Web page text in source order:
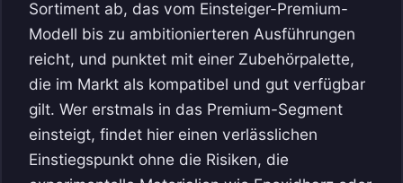
Sortiment ab, das vom Einsteiger-Premium-
Modell bis zu ambitionierteren Ausführungen
reicht, und punktet mit einer Zubehörpalette,
die im Markt als kompatibel und gut verfügbar
gilt. Wer erstmals in das Premium-Segment
einsteigt, findet hier einen verlässlichen
Einstiegspunkt ohne die Risiken, die